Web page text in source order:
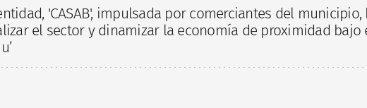
'CASAB', impulsada por comerciantes del municipio,
el sector y dinamizar la economía de proximidad bajo